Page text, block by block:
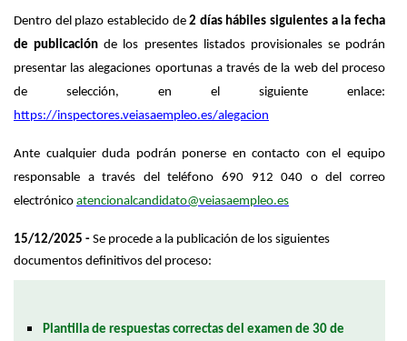
Dentro del plazo establecido de2 días hábiles siguientes a la fecha
de publicaciónde los presentes listados provisionales se podrán
presentar las alegaciones oportunas a través de la web del proceso
de selección, en el siguiente enlace:
https://inspectores.veiasaempleo.es/alegacion
Ante cualquier duda podrán ponerse en contacto con el equipo
responsable a través del teléfono 690 912 040 o del correo
electrónico atencionalcandidato@veiasaempleo.es
15/12/2025 - Se procede a la publicación de los siguientes
documentos definitivos del proceso:
Plantilla de respuestas correctas del examen de 30 de